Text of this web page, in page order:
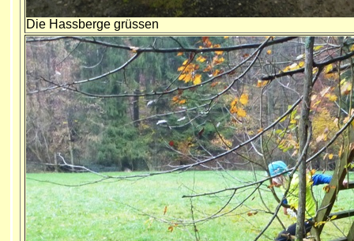
Die Hassberge grüssen